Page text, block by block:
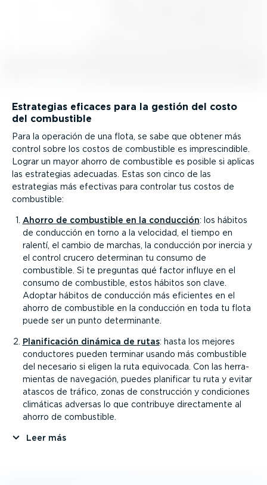
Estrategias eficaces para la gestión del costo
del combustible
Para la operación de una flota, se sabe que obtener más
control sobre los costos de combustible es impres­cin­dible.
Lograr un mayor ahorro de combustible es posible si aplicas
las estrategias adecuadas. Estas son cinco de las
estrategias más efectivas para controlar tus costos de
combustible:
Ahorro de combustible en la conducción: los hábitos
de conducción en torno a la velocidad, el tiempo en
ralentí, el cambio de marchas, la conducción por inercia y
el control crucero determinan tu consumo de
combustible. Si te preguntas qué factor influye en el
consumo de combustible, estos hábitos son clave.
Adoptar hábitos de conducción más eficientes en el
ahorro de combustible en la conducción en toda tu flota
puede ser un punto deter­mi­nante.
Plani­fi­cación dinámica de rutas: hasta los mejores
conductores pueden terminar usando más combustible
del necesario si eligen la ruta equivocada. Con las herra­
mientas de navegación, puedes planificar tu ruta y evitar
atascos de tráfico, zonas de construcción y condiciones
climáticas adversas lo que contribuye direc­ta­mente al
ahorro de combustible.
Leer más